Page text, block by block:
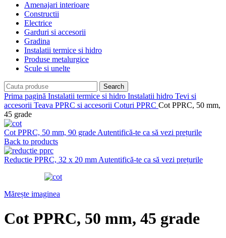
Amenajari interioare
Constructii
Electrice
Garduri si accesorii
Gradina
Instalatii termice si hidro
Produse metalurgice
Scule si unelte
Search
Prima pagină Instalatii termice si hidro Instalatii hidro Tevi si
accesorii Teava PPRC si accesorii Coturi PPRC Cot PPRC, 50 mm,
45 grade
Cot PPRC, 50 mm, 90 grade Autentifică-te ca să vezi prețurile
Back to products
Reductie PPRC, 32 x 20 mm Autentifică-te ca să vezi prețurile
Mărește imaginea
Cot PPRC, 50 mm, 45 grade